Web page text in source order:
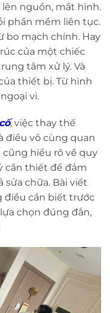
nguồn, mất hình.
phần mềm liên tục.
bo mạch chính. Hay
của một chiếc
tâm xử lý. Và
thiết bị. Từ hình
vi.
, việc thay thế
điều vô cùng quan
cũng hiểu rõ về quy
cần thiết để đảm
chữa. Bài viết
điều cần biết trước
chọn đúng đắn,